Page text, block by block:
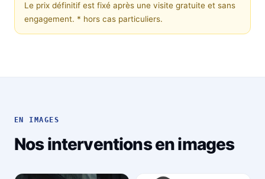
Le prix définitif est fixé après une visite gratuite et sans
engagement. * hors cas particuliers.
EN IMAGES
Nos interventions en images